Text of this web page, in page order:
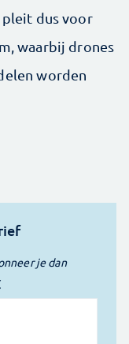
dus voor
waarbij drones
worden
je dan